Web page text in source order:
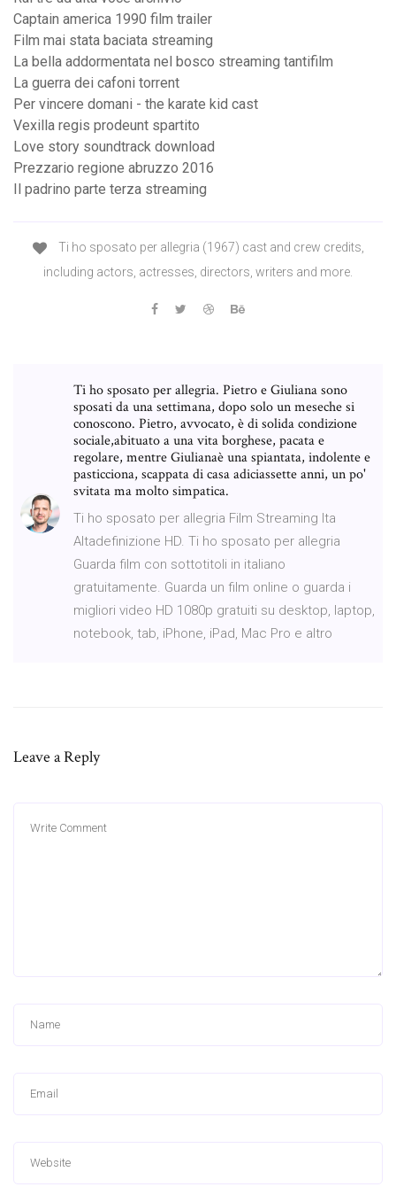
Captain america 1990 film trailer
Film mai stata baciata streaming
La bella addormentata nel bosco streaming tantifilm
La guerra dei cafoni torrent
Per vincere domani - the karate kid cast
Vexilla regis prodeunt spartito
Love story soundtrack download
Prezzario regione abruzzo 2016
Il padrino parte terza streaming
Ti ho sposato per allegria (1967) cast and crew credits,
including actors, actresses, directors, writers and more.
Ti ho sposato per allegria. Pietro e Giuliana sono
sposati da una settimana, dopo solo un meseche si
conoscono. Pietro, avvocato, è di solida condizione
sociale,abituato a una vita borghese, pacata e
regolare, mentre Giulianaè una spiantata, indolente e
pasticciona, scappata di casa adiciassette anni, un po'
svitata ma molto simpatica.
Ti ho sposato per allegria Film Streaming Ita
Altadefinizione HD. Ti ho sposato per allegria
Guarda film con sottotitoli in italiano
gratuitamente. Guarda un film online o guarda i
migliori video HD 1080p gratuiti su desktop, laptop,
notebook, tab, iPhone, iPad, Mac Pro e altro
Leave a Reply